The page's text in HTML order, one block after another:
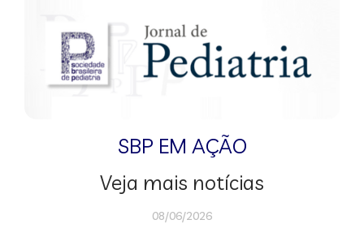
SBP EM AÇÃO
Veja mais notícias
08/06/2026